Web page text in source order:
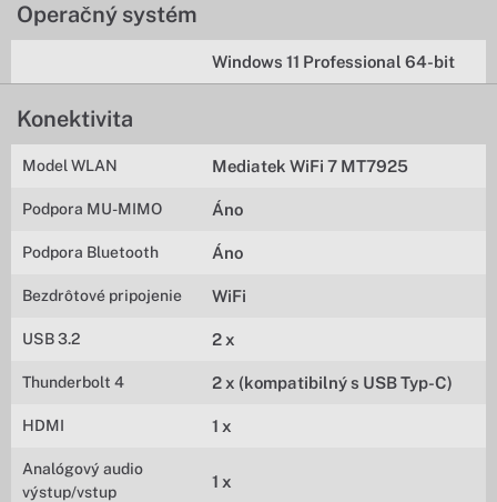
Operačný systém
Windows 11 Professional 64-bit
Konektivita
Model WLAN Mediatek WiFi 7 MT7925
Podpora MU-MIMO Áno
Podpora Bluetooth Áno
Bezdrôtové pripojenie WiFi
USB 3.2 2 x
Thunderbolt 4 2 x (kompatibilný s USB Typ-C)
HDMI 1 x
Analógový audio
výstup/vstup
1 x